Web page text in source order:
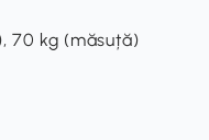
70 kg (măsuță)